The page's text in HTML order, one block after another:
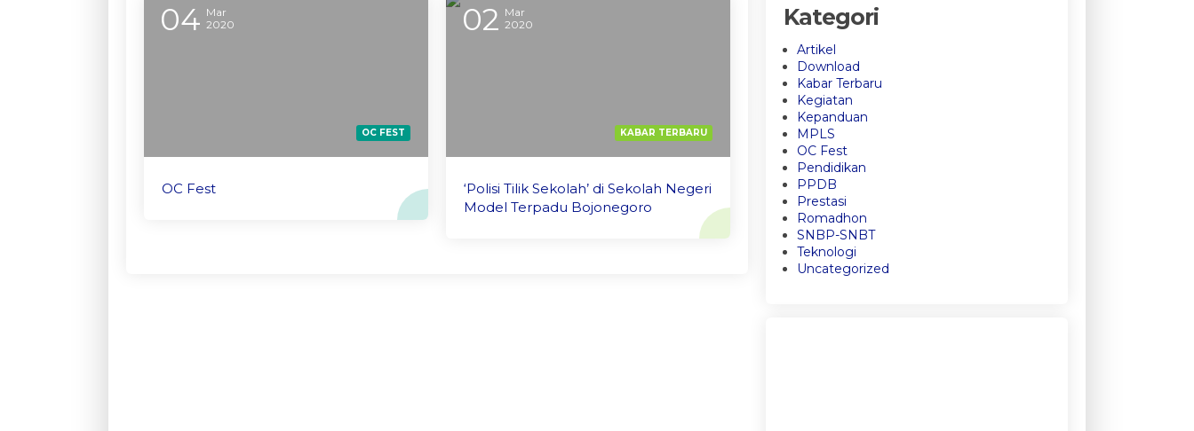
04 Mar
2020
OC FEST
OC Fest
02 Mar
2020
KABAR TERBARU
‘Polisi Tilik Sekolah’ di Sekolah Negeri
Model Terpadu Bojonegoro
Kategori
Artikel
Download
Kabar Terbaru
Kegiatan
Kepanduan
MPLS
OC Fest
Pendidikan
PPDB
Prestasi
Romadhon
SNBP-SNBT
Teknologi
Uncategorized